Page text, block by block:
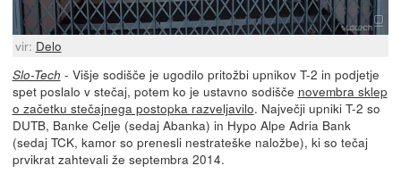
vir: Delo
Slo-Tech - Višje sodišče je ugodilo pritožbi upnikov T-2 in podjetje
spet poslalo v stečaj, potem ko je ustavno sodišče novembra sklep
o začetku stečajnega postopka razveljavilo. Največji upniki T-2 so
DUTB, Banke Celje (sedaj Abanka) in Hypo Alpe Adria Bank
(sedaj TCK, kamor so prenesli nestrateške naložbe), ki so tečaj
prvikrat zahtevali že septembra 2014.